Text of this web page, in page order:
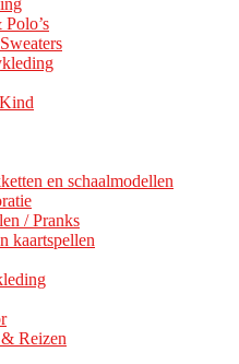
en schaalmodellen
/ Pranks
kaartspellen
Reizen